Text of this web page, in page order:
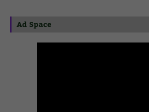
Ad Space